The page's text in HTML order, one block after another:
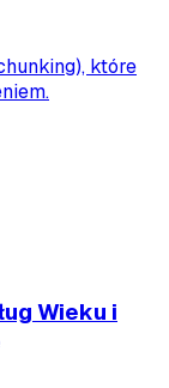
które
Wieku i